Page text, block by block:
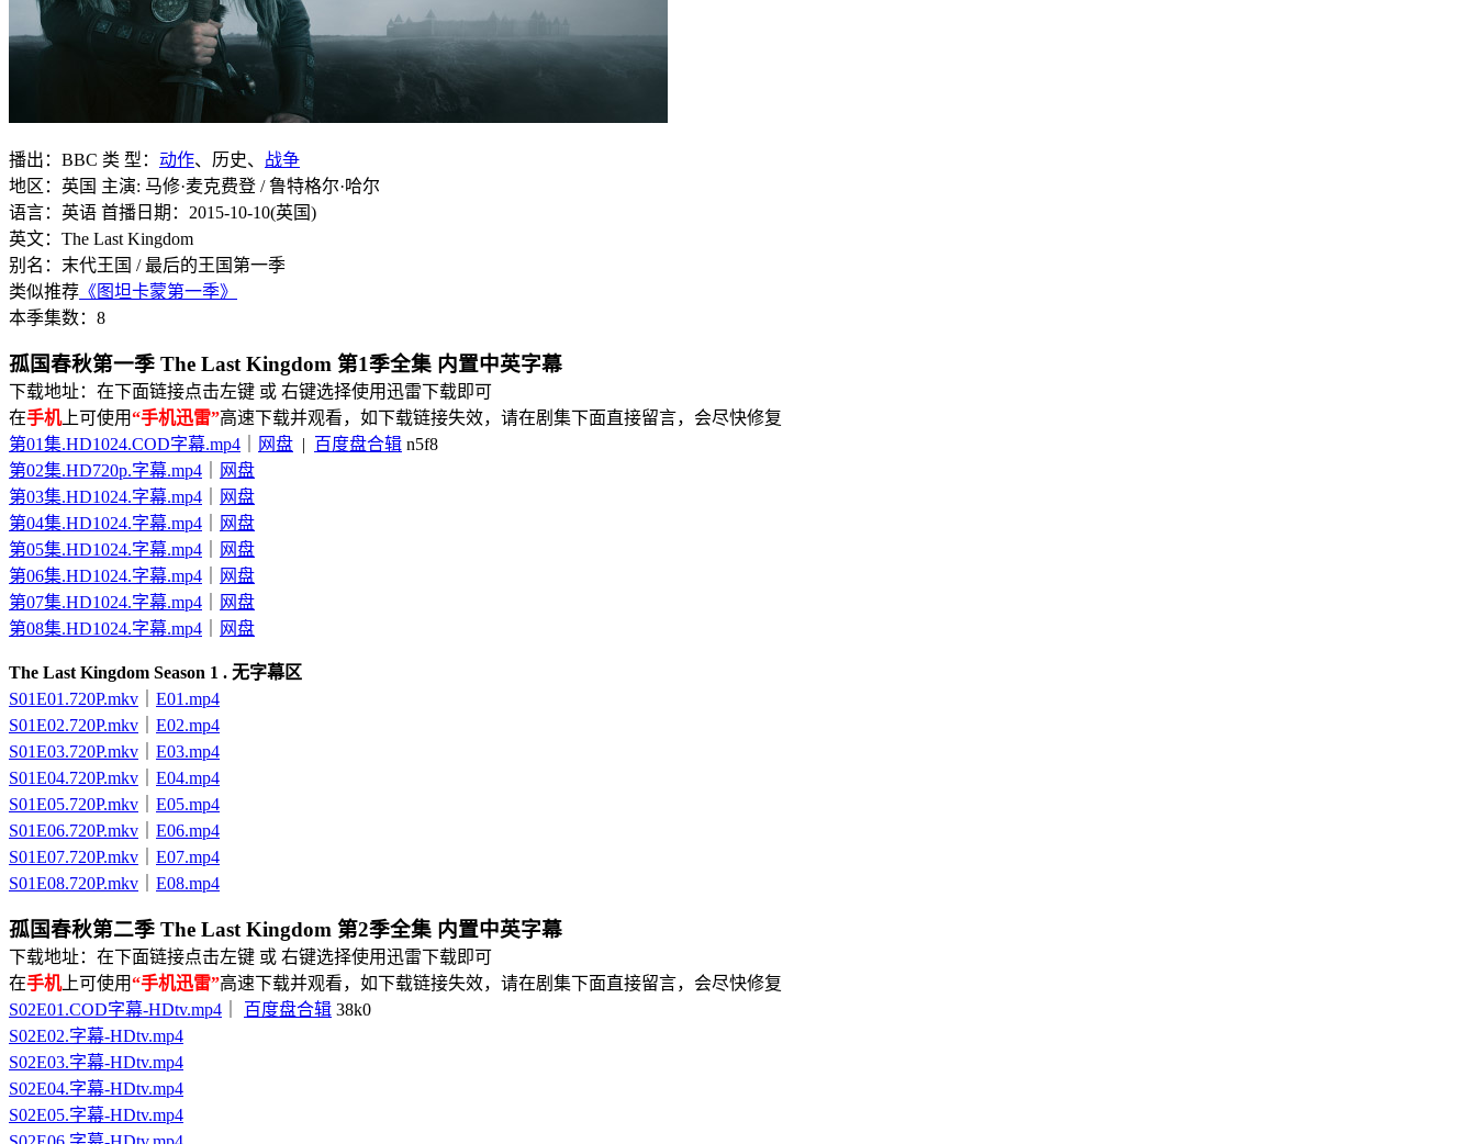
播出：BBC 类 型： 动作、历史、 战争
地区：英国 主演: 马修·麦克费登 / 鲁特格尔·哈尔
语言：英语 首播日期：2015-10-10(英国)
英文：The Last Kingdom
别名：末代王国 / 最后的王国第一季
类似推荐 《图坦卡蒙第一季》
本季集数：8
孤国春秋第一季 The Last Kingdom 第1季全集 内置中英字幕
下载地址：在下面链接点击左键 或 右键选择使用迅雷下载即可
在手机上可使用“手机迅雷”高速下载并观看，如下载链接失效，请在剧集下面直接留言，会尽快修复
第01集.HD1024.COD字幕.mp4
网盘 | 百度盘合辑 n5f8
第02集.HD720p.字幕.mp4
网盘
第03集.HD1024.字幕.mp4
网盘
第04集.HD1024.字幕.mp4
网盘
第05集.HD1024.字幕.mp4
网盘
第06集.HD1024.字幕.mp4
网盘
第07集.HD1024.字幕.mp4
网盘
第08集.HD1024.字幕.mp4
网盘
The Last Kingdom Season 1 . 无字幕区
S01E01.720P.mkv
E01.mp4
S01E02.720P.mkv
E02.mp4
S01E03.720P.mkv
E03.mp4
S01E04.720P.mkv
E04.mp4
S01E05.720P.mkv
E05.mp4
S01E06.720P.mkv
E06.mp4
S01E07.720P.mkv
E07.mp4
S01E08.720P.mkv
E08.mp4
孤国春秋第二季 The Last Kingdom 第2季全集 内置中英字幕
下载地址：在下面链接点击左键 或 右键选择使用迅雷下载即可
在手机上可使用“手机迅雷”高速下载并观看，如下载链接失效，请在剧集下面直接留言，会尽快修复
S02E01.COD字幕-HDtv.mp4
百度盘合辑 38k0
S02E02.字幕-HDtv.mp4
S02E03.字幕-HDtv.mp4
S02E04.字幕-HDtv.mp4
S02E05.字幕-HDtv.mp4